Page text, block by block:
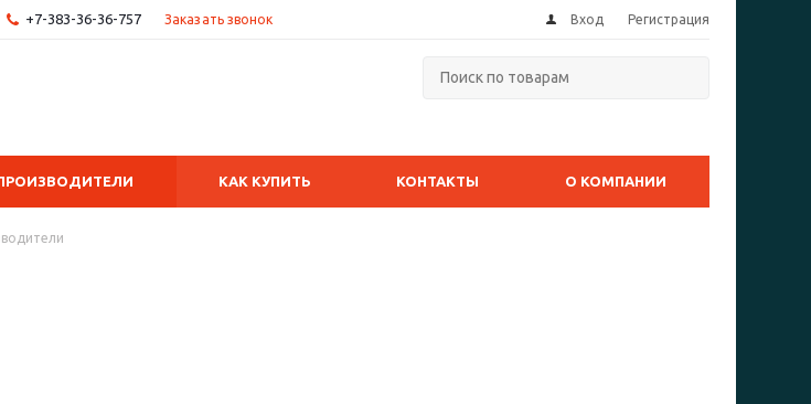
+7-383-36-36-757 Заказать звонок Вход Регистрация
КАК КУПИТЬ КОНТАКТЫ О КОМПАНИИ